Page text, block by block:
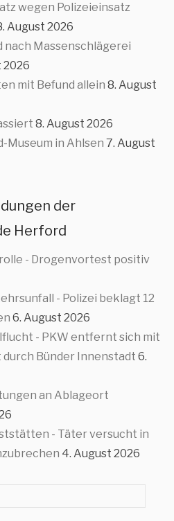
wegen Polizeieinsatz
August 2026
Massenschlägerei
2026
mit Befund allein 8. August
8. August 2026
Museum in Ahlsen 7. August
der
Herford
- Drogenvortest positiv
- Polizei beklagt 12
6. August 2026
- PKW entfernt sich mit
Bünder Innenstadt 6.
an Ablageort
- Täter versucht in
4. August 2026